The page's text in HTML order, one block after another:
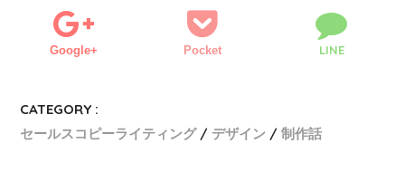
Google+ Pocket LINE
CATEGORY :
セールスコピーライティング
デザイン 制作話